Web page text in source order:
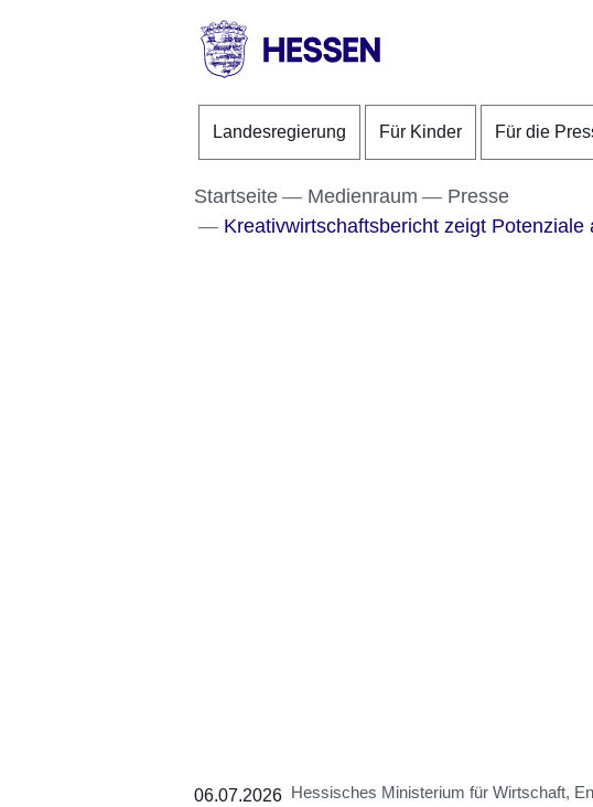
Direkt zum Kopf der Seite
Direkt zum Inhalt
Direkt zum Fuß der Seite
Landesregierung
Landesregierung Für Kinder Für die
Startseite Medienraum
Presse
Kreativwirtschaftsbericht zeigt Potenziale
06.07.2026 Hessisches Ministerium für Wirtschaft,